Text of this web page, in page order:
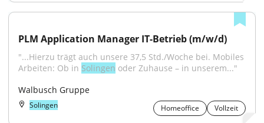
PLM Application Manager IT-Betrieb (m/w/d)
"...Hierzu trägt auch unsere 37,5 Std./Woche bei. Mobiles
Arbeiten: Ob in Solingen oder Zuhause – in unserem..."
Walbusch Gruppe
Solingen Homeoffice Vollzeit